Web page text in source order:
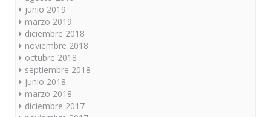
junio 2019
marzo 2019
diciembre 2018
noviembre 2018
octubre 2018
septiembre 2018
junio 2018
marzo 2018
diciembre 2017